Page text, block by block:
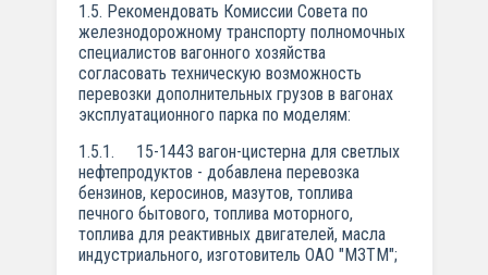
1.5. Рекомендовать Комиссии Совета по
железнодорожному транспорту полномочных
специалистов вагонного хозяйства
согласовать техническую возможность
перевозки дополнительных грузов в вагонах
эксплуатационного парка по моделям:
1.5.1. 15-1443 вагон-цистерна для светлых
нефтепродуктов - добавлена перевозка
бензинов, керосинов, мазутов, топлива
печного бытового, топлива моторного,
топлива для реактивных двигателей, масла
индустриального, изготовитель ОАО "МЗТМ";